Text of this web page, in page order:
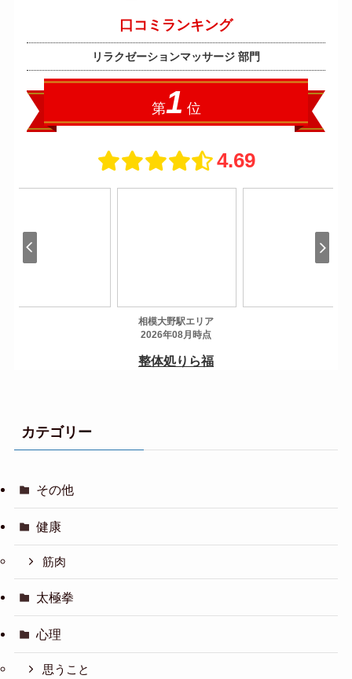
カテゴリー
その他
健康
筋肉
太極拳
心理
思うこと